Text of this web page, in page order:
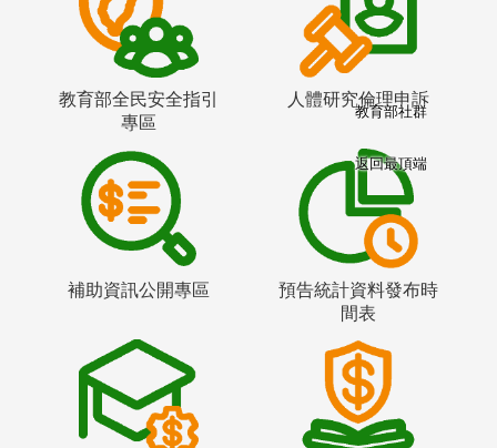
教育部全民安全指引
專區
人體研究倫理申訴
補助資訊公開專區
預告統計資料發布時
間表
教育部社群
返回最頂端